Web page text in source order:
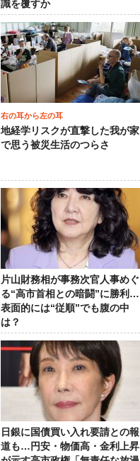
識を覆すか
右の耳から左の耳
地経学リスクが直撃した我が家
で思う被災生活のつらさ
片山財務相が事務次官人事めぐ
る“高市首相との暗闘”に勝利…
表面的には“従順”でも腹の中
は？
日銀に国債買い入れ要請との報
道も…円安・物価高・金利上昇